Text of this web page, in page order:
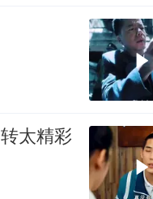
太精彩